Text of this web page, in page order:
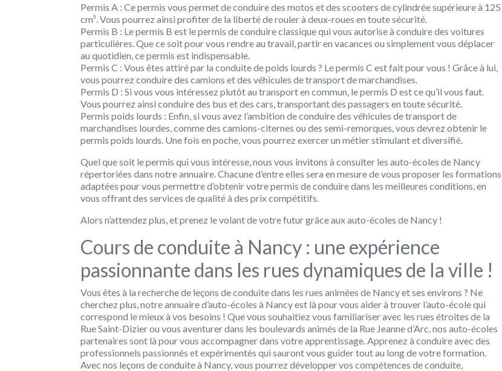
Permis A : Ce permis vous permet de conduire des motos et des scooters de cylindrée supérieure à 125
cm³. Vous pourrez ainsi profiter de la liberté de rouler à deux-roues en toute sécurité.
Permis B : Le permis B est le permis de conduire classique qui vous autorise à conduire des voitures
particulières. Que ce soit pour vous rendre au travail, partir en vacances ou simplement vous déplacer
au quotidien, ce permis est indispensable.
Permis C : Vous êtes attiré par la conduite de poids lourds ? Le permis C est fait pour vous ! Grâce à lui,
vous pourrez conduire des camions et des véhicules de transport de marchandises.
Permis D : Si vous vous intéressez plutôt au transport en commun, le permis D est ce qu’il vous faut.
Vous pourrez ainsi conduire des bus et des cars, transportant des passagers en toute sécurité.
Permis poids lourds : Enfin, si vous avez l’ambition de conduire des véhicules de transport de
marchandises lourdes, comme des camions-citernes ou des semi-remorques, vous devrez obtenir le
permis poids lourds. Une fois en poche, vous pourrez exercer un métier stimulant et diversifié.
Quel que soit le permis qui vous intéresse, nous vous invitons à consulter les auto-écoles de Nancy
répertoriées dans notre annuaire. Chacune d’entre elles sera en mesure de vous proposer les formations
adaptées pour vous permettre d’obtenir votre permis de conduire dans les meilleures conditions, en
vous offrant des services de qualité à des prix compétitifs.
Alors n’attendez plus, et prenez le volant de votre futur grâce aux auto-écoles de Nancy !
Cours de conduite à Nancy : une expérience
passionnante dans les rues dynamiques de la ville !
Vous êtes à la recherche de leçons de conduite dans les rues animées de Nancy et ses environs ? Ne
cherchez plus, notre annuaire d’auto-écoles à Nancy est là pour vous aider à trouver l’auto-école qui
correspond le mieux à vos besoins ! Que vous souhaitiez vous familiariser avec les rues étroites de la
Rue Saint-Dizier ou vous aventurer dans les boulevards animés de la Rue Jeanne d’Arc, nos auto-écoles
partenaires sont là pour vous accompagner dans votre apprentissage. Apprenez à conduire avec des
professionnels passionnés et expérimentés qui sauront vous guider tout au long de votre formation.
Avec nos leçons de conduite à Nancy, vous pourrez développer vos compétences de conduite,